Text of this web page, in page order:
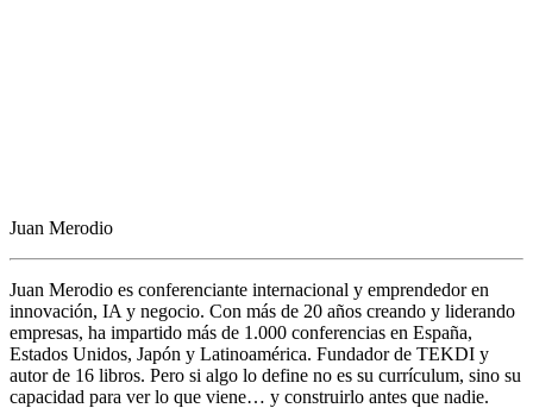
Juan Merodio
Juan Merodio es conferenciante internacional y emprendedor en
innovación, IA y negocio. Con más de 20 años creando y liderando
empresas, ha impartido más de 1.000 conferencias en España,
Estados Unidos, Japón y Latinoamérica. Fundador de TEKDI y
autor de 16 libros. Pero si algo lo define no es su currículum, sino su
capacidad para ver lo que viene… y construirlo antes que nadie.